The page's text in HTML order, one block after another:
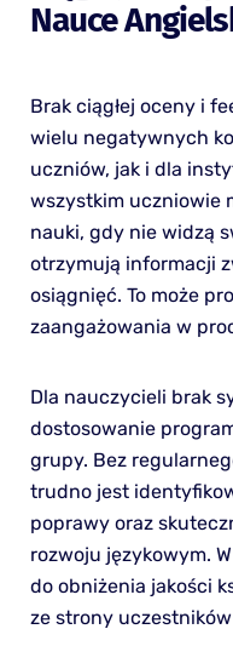
Nauce
Brak ciągłej oceny i
wielu negatywnych
uczniów, jak i dla
wszystkim uczniowie
nauki, gdy nie widzą
otrzymują informacji
osiągnięć. To może
zaangażowania w
Dla nauczycieli brak
dostosowanie
grupy. Bez
trudno jest
poprawy oraz
rozwoju językowym.
do obniżenia jakości
ze strony